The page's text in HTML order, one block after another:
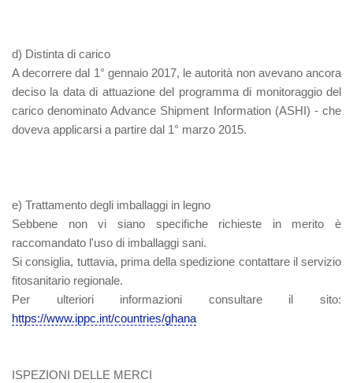
d) Distinta di carico
A decorrere dal 1° gennaio 2017, le autorità non avevano ancora
deciso la data di attuazione del programma di monitoraggio del
carico denominato Advance Shipment Information (ASHI) - che
doveva applicarsi a partire dal 1° marzo 2015.
e) Trattamento degli imballaggi in legno
Sebbene non vi siano specifiche richieste in merito è
raccomandato l'uso di imballaggi sani.
Si consiglia, tuttavia, prima della spedizione contattare il servizio
fitosanitario regionale.
Per ulteriori informazioni consultare il sito:
https://www.ippc.int/countries/ghana
ISPEZIONI DELLE MERCI